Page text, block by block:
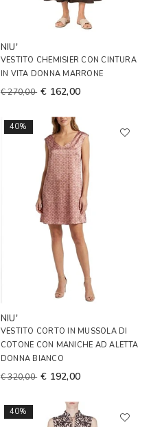
NIU'
VESTITO CHEMISIER CON CINTURA
IN VITA DONNA MARRONE
€ 270,00 € 162,00
40%
NIU'
VESTITO CORTO IN MUSSOLA DI
COTONE CON MANICHE AD ALETTA
DONNA BIANCO
€ 320,00 € 192,00
40%